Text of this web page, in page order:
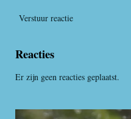
Verstuur reactie
Reacties
Er zijn geen reacties geplaatst.